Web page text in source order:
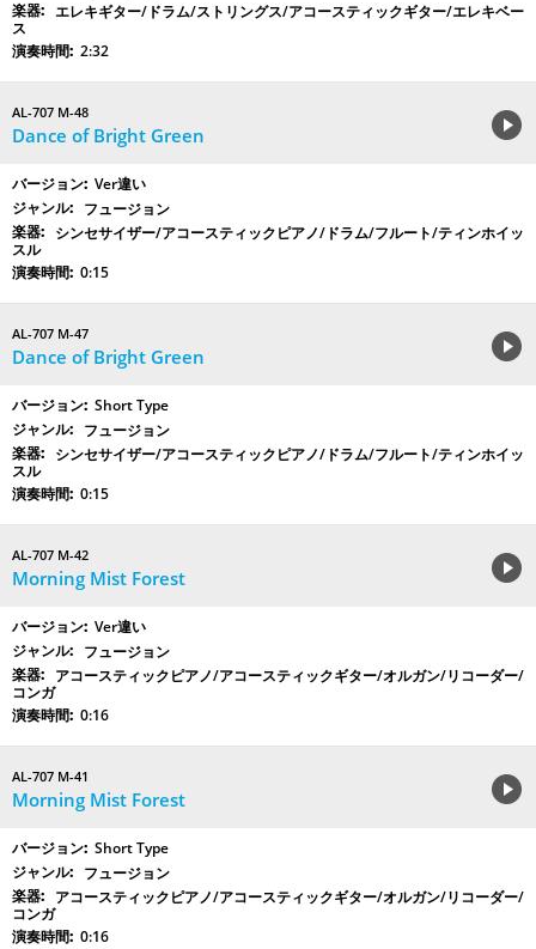
エレキギター/ドラム/ストリングス/アコースティックギター/エレキベー
ス
2:32
AL-707 M-48
Dance of Bright Green
Ver違い
フュージョン
シンセサイザー/アコースティックピアノ/ドラム/フルート/ティンホイッ
スル
0:15
AL-707 M-47
Dance of Bright Green
Short Type
フュージョン
シンセサイザー/アコースティックピアノ/ドラム/フルート/ティンホイッ
スル
0:15
AL-707 M-42
Morning Mist Forest
Ver違い
フュージョン
アコースティックピアノ/アコースティックギター/オルガン/リコーダー/
コンガ
0:16
AL-707 M-41
Morning Mist Forest
Short Type
フュージョン
アコースティックピアノ/アコースティックギター/オルガン/リコーダー/
コンガ
0:16